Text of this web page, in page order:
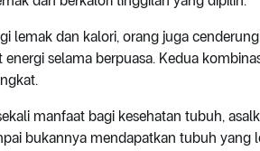
lemak dan kalori, orang juga
selama berpuasa. Kedua
manfaat bagi kesehatan tubuh,
bukannya mendapatkan tubuh yang